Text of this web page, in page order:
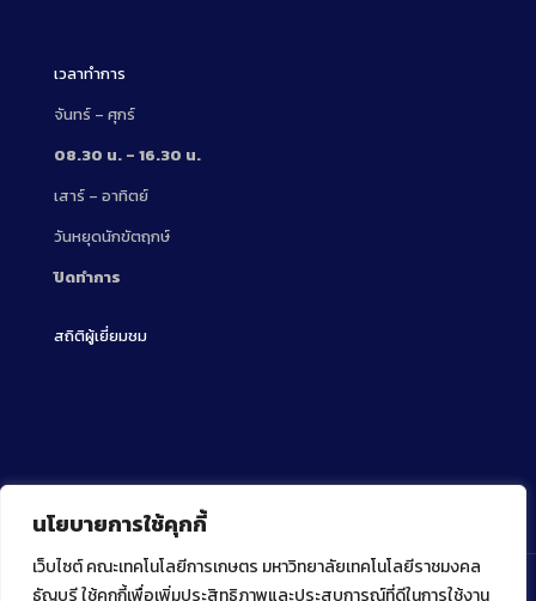
นโยบายการใช้คุกกี้
เว็บไซต์ คณะเทคโนโลยีการเกษตร มหาวิทยาลัยเทคโนโลยีราชมงคล
ธัญบุรี ใช้คุกกี้เพื่อเพิ่มประสิทธิภาพและประสบการณ์ที่ดีในการใช้งาน
เวลาทำการ
จันทร์ – ศุกร์
08.30 น. – 16.30 น.
เสาร์ – อาทิตย์
วันหยุดนักขัตฤกษ์
ปิดทำการ
สถิติผู้เยี่ยมชม